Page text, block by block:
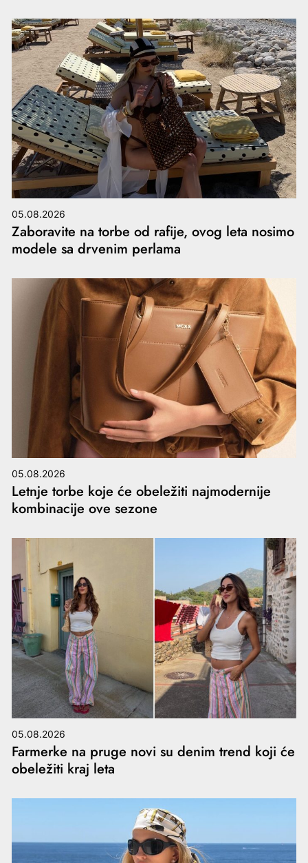
05.08.2026
Zaboravite na torbe od rafije, ovog leta nosimo
modele sa drvenim perlama
05.08.2026
Letnje torbe koje će obeležiti najmodernije
kombinacije ove sezone
05.08.2026
Farmerke na pruge novi su denim trend koji će
obeležiti kraj leta